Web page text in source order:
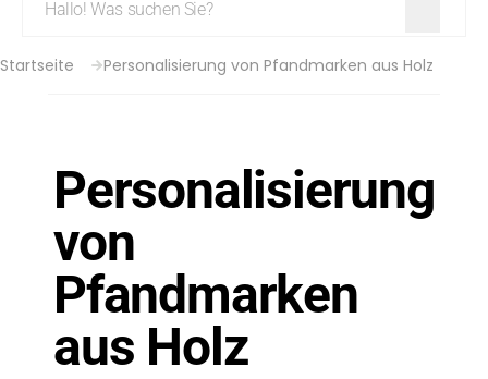
Startseite Personalisierung von Pfandmarken aus Holz
Personalisierung
von
Pfandmarken
aus Holz